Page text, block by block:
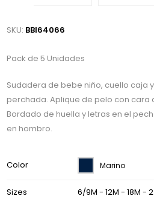
SKU: BBI64066
Pack de 5 Unidades
Sudadera de bebe niño, cuello caja
perchada. Aplique de pelo con cara
Bordado de huella y letras en el
en hombro.
Color Marino
Sizes 6/9M - 12M - 18M -